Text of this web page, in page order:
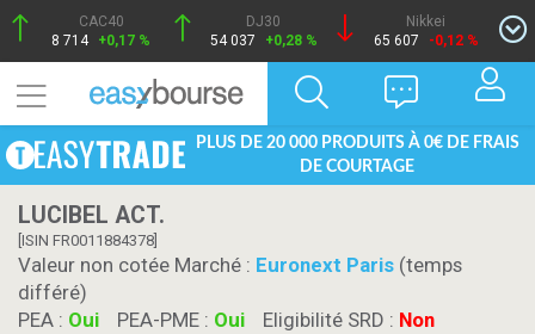
CAC40
8 714 +0,17 %
DJ30
54 037
+0,28 %
Nikkei
65 607
-0,12 %
PLUS DE 20 000 PRODUITS À 0€ DE FRAIS
DE COURTAGE
LUCIBEL ACT.
[ISIN FR0011884378]
Valeur non cotée Marché : Euronext Paris (temps
différé)
PEA : Oui PEA-PME : Oui Eligibilité SRD : Non